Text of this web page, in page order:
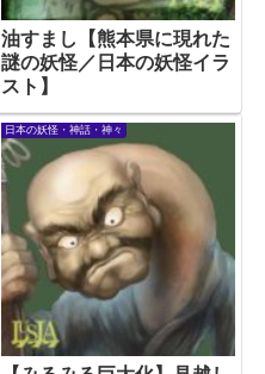
油すまし【熊本県に現れた
謎の妖怪／日本の妖怪イラ
スト】
日本の妖怪・神話・神々